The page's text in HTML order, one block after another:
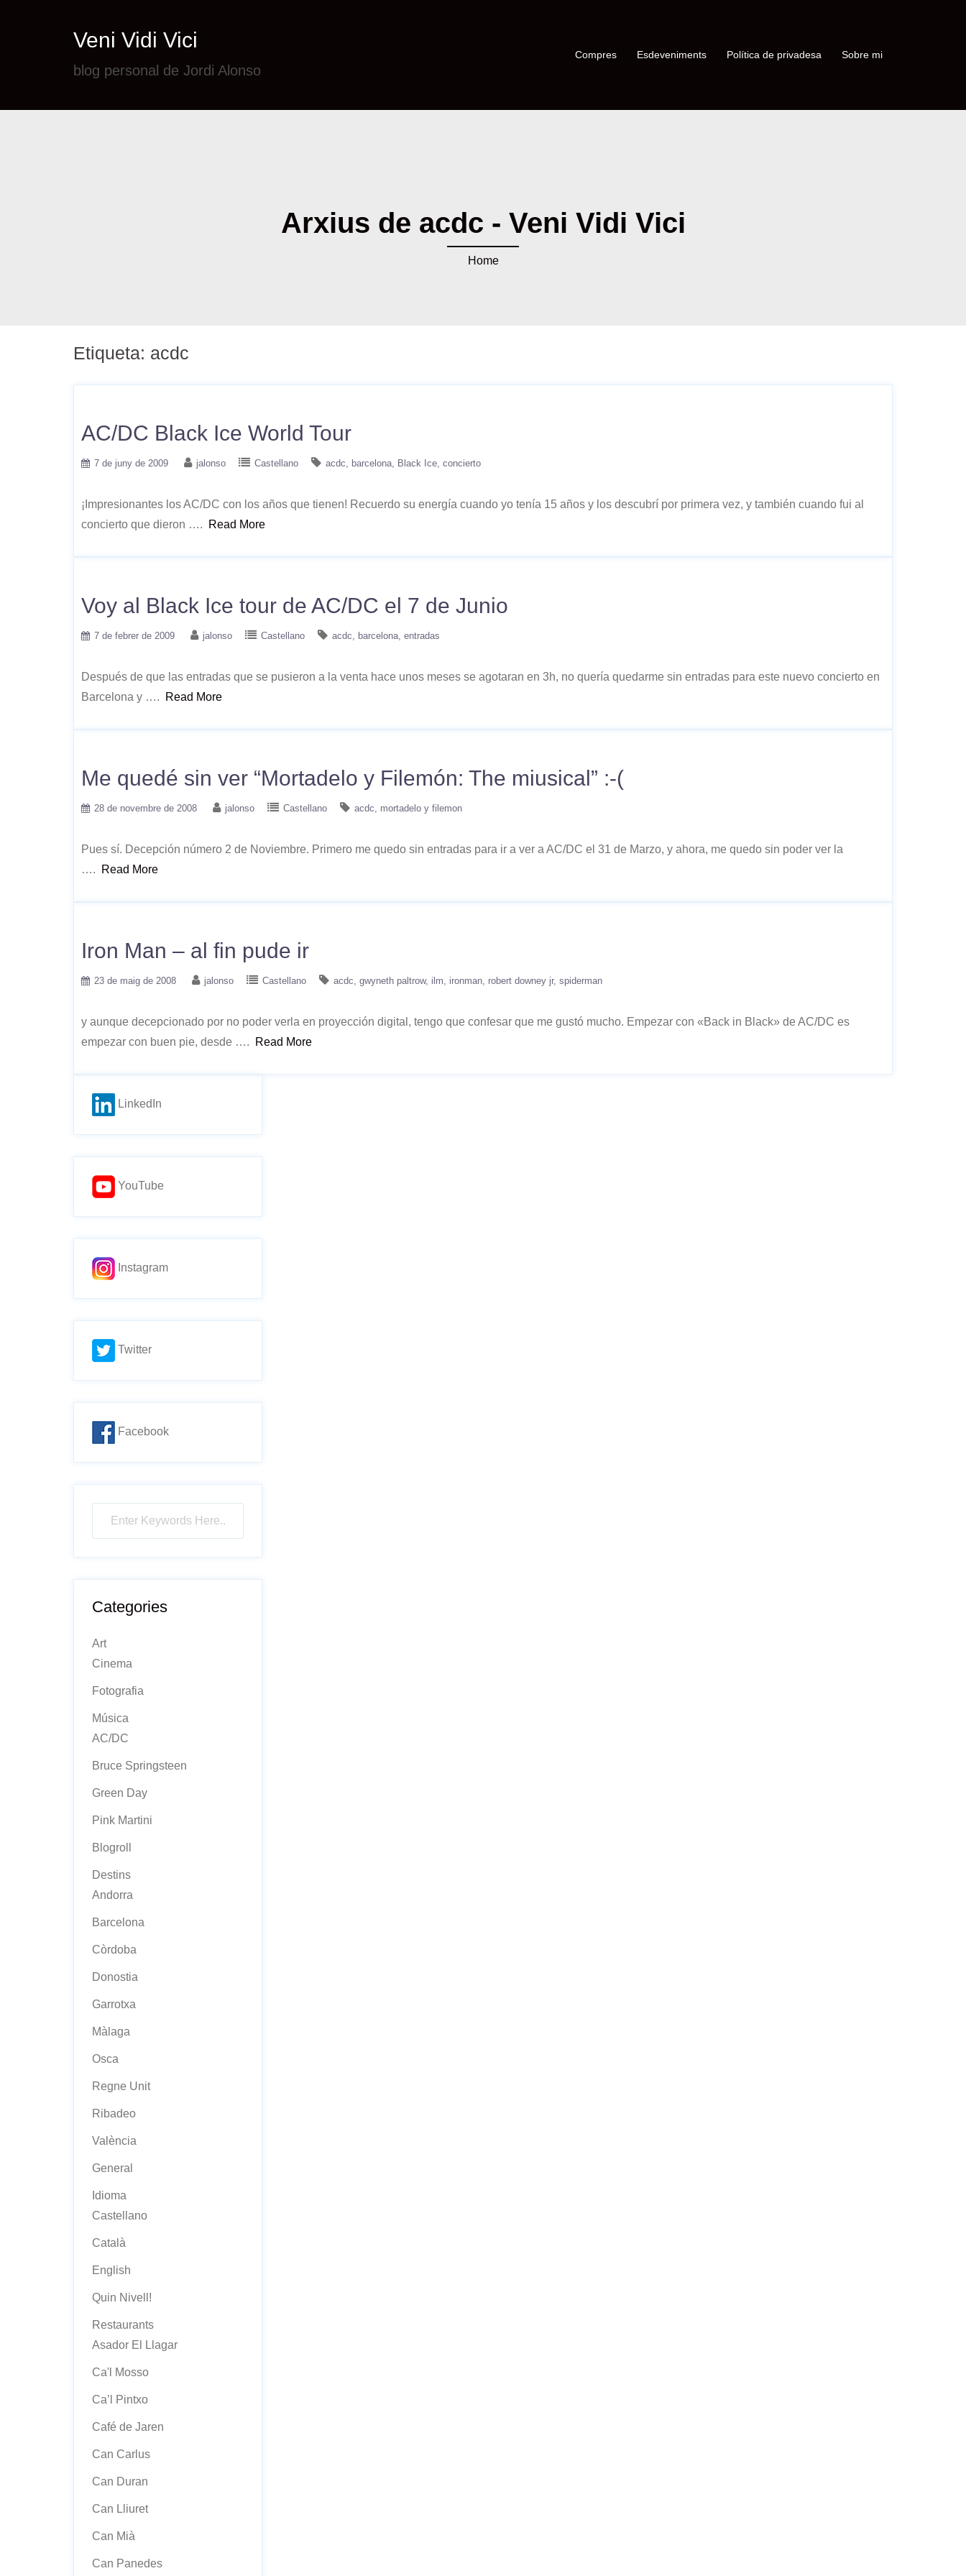
Veni Vidi Vici
blog personal de Jordi Alonso
Compres Esdeveniments Política de privadesa Sobre mi
Arxius de acdc - Veni Vidi Vici
Home
Etiqueta: acdc
AC/DC Black Ice World Tour
7 de juny de 2009 jalonso Castellano acdc barcelona Black Ice concierto
¡Impresionantes los AC/DC con los años que tienen! Recuerdo su energía cuando yo tenía 15 años y los descubrí por primera vez, y también cuando fui al
concierto que dieron ….
Read More
Voy al Black Ice tour de AC/DC el 7 de Junio
7 de febrer de 2009 jalonso Castellano acdc barcelona entradas
Después de que las entradas que se pusieron a la venta hace unos meses se agotaran en 3h, no quería quedarme sin entradas para este nuevo concierto en
Barcelona y ….
Read More
Me quedé sin ver “Mortadelo y Filemón: The miusical” :-(
28 de novembre de 2008 jalonso Castellano acdc mortadelo y filemon
Pues sí. Decepción número 2 de Noviembre. Primero me quedo sin entradas para ir a ver a AC/DC el 31 de Marzo, y ahora, me quedo sin poder ver la
….
Read More
Iron Man – al fin pude ir
23 de maig de 2008 jalonso Castellano acdc gwyneth paltrow ilm ironman robert downey jr spiderman
y aunque decepcionado por no poder verla en proyección digital, tengo que confesar que me gustó mucho. Empezar con «Back in Black» de AC/DC es
empezar con buen pie, desde ….
Read More
LinkedIn
YouTube
Instagram
Twitter
Facebook
Categories
Art
Cinema
Fotografia
Música
AC/DC
Bruce Springsteen
Green Day
Pink Martini
Blogroll
Destins
Andorra
Barcelona
Còrdoba
Donostia
Garrotxa
Màlaga
Osca
Regne Unit
Ribadeo
València
General
Idioma
Castellano
Català
English
Quin Nivell!
Restaurants
Asador El Llagar
Ca'l Mosso
Ca’l Pintxo
Café de Jaren
Can Carlus
Can Duran
Can Lliuret
Can Mià
Can Panedes